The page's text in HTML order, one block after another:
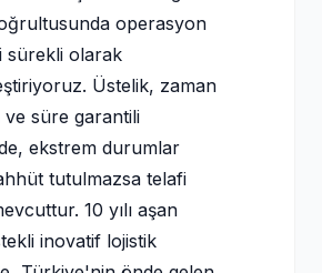
operasyon
sürekli olarak
Üstelik, zaman
süre garantili
ekstrem durumlar
tutulmazsa telafi
10 yılı aşan
inovatif lojistik